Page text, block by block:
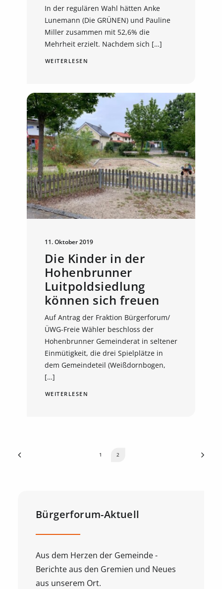
In der regulären Wahl hätten Anke
Lunemann (Die GRÜNEN) und Pauline
Miller zusammen mit 52,6% die
Mehrheit erzielt. Nachdem sich […]
WEITERLESEN
11. Oktober 2019
Die Kinder in der
Hohenbrunner
Luitpoldsiedlung
können sich freuen
Auf Antrag der Fraktion Bürgerforum/
ÜWG-Freie Wähler beschloss der
Hohenbrunner Gemeinderat in seltener
Einmütigkeit, die drei Spielplätze in
dem Gemeindeteil (Weißdornbogen,
[…]
WEITERLESEN
1 2
Bürgerforum-Aktuell
Aus dem Herzen der Gemeinde -
Berichte aus den Gremien und Neues
aus unserem Ort.